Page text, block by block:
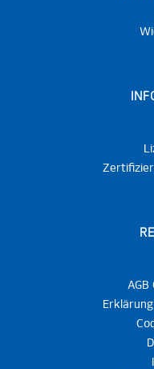
AGB